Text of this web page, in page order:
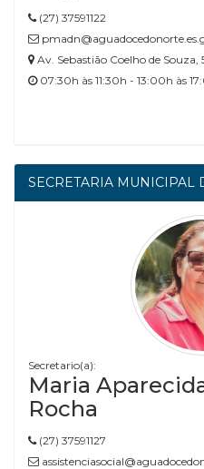
(27) 37591122
Av. Sebastião Coelho de
07:30h às 11:30h - 13:00h às
SECRETARIA MUNICIPAL
Secretario(a):
Maria
Rocha
(27) 37591127